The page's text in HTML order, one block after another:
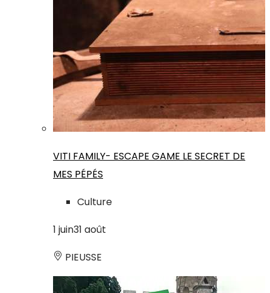
VITI FAMILY- ESCAPE GAME LE SECRET DE
MES PÉPÉS
Culture
1 juin31 août
PIEUSSE